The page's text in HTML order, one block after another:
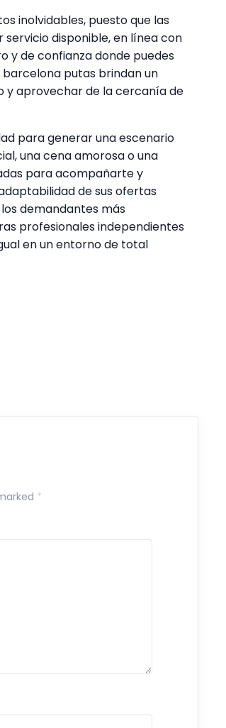
inolvidables, puesto que las
disponible, en línea con
y de confianza donde puedes
barcelona putas brindan un
y aprovechar de la cercanía de
para generar una escenario
una cena amorosa o una
para acompañarte y
de sus ofertas
demandantes más
profesionales independientes
en un entorno de total
*